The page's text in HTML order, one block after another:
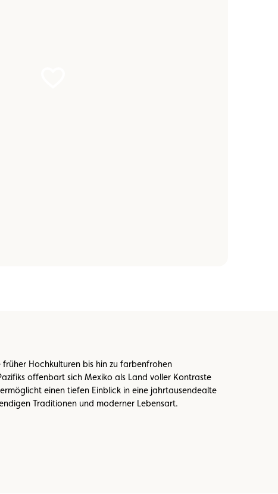
Hochkulturen bis hin zu farbenfrohen
offenbart sich Mexiko als Land voller Kontraste
einen tiefen Einblick in eine jahrtausendealte
Traditionen und moderner Lebensart.